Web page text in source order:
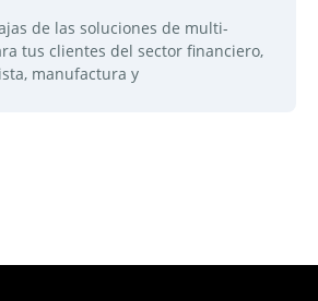
de las soluciones de multi-
tus clientes del sector financiero,
manufactura y